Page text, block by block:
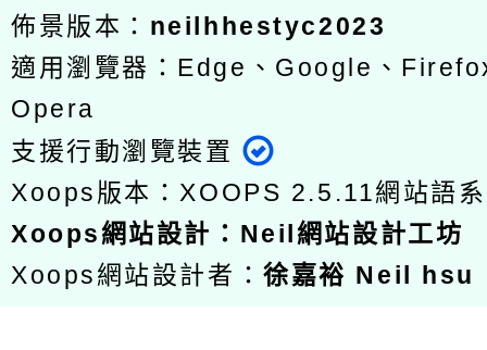
佈景版本： neilhhestyc2023
適用瀏覽器：Edge、Google、
Opera
支援行動瀏覽裝置
Xoops版本： XOOPS 2.5.11網站語
Xoops網站設計 ： Neil網站設計工坊
Xoops網站設計者：徐嘉裕 Neil hsu